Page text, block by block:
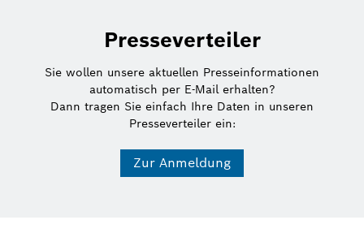
Presseverteiler
Sie wollen unsere aktuellen Presseinformationen
automatisch per E-Mail erhalten?
Dann tragen Sie einfach Ihre Daten in unseren
Presseverteiler ein:
Zur Anmeldung